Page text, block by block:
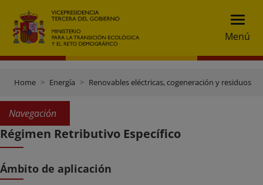
Menú
Home Energía Renovables eléctricas, cogeneración y residuos
Navegación
Régimen Retributivo Específico
Ámbito de aplicación